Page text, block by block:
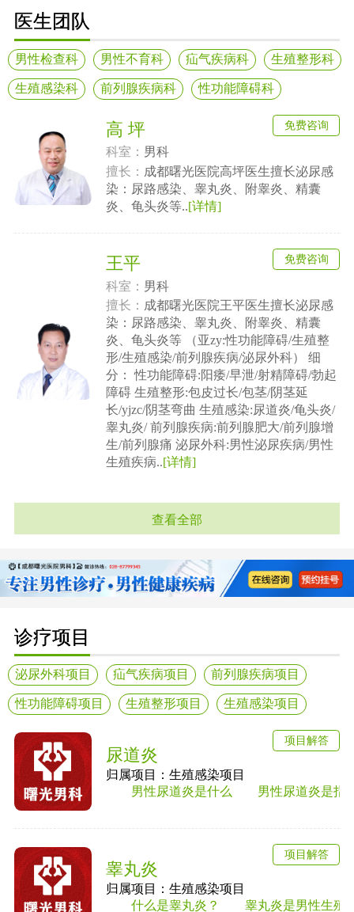
医生团队
男性检查科 男性不育科 疝气疾病科 生殖整形科
生殖感染科 前列腺疾病科 性功能障碍科
高 坪
科室： 男科
擅长： 成都曙光医院高坪医生擅长泌尿感
染：尿路感染、睾丸炎、附睾炎、精囊
炎、龟头炎等..[详情]
免费咨询
王平
科室： 男科
擅长： 成都曙光医院王平医生擅长泌尿感
染：尿路感染、睾丸炎、附睾炎、精囊
炎、龟头炎等 （亚zy:性功能障碍/生殖整
形/生殖感染/前列腺疾病/泌尿外科） 细
分： 性功能障碍:阳痿/早泄/射精障碍/勃起
障碍 生殖整形:包皮过长/包茎/阴茎延
长/yjzc/阴茎弯曲 生殖感染:尿道炎/龟头炎/
睾丸炎/ 前列腺疾病:前列腺肥大/前列腺增
生/前列腺痛 泌尿外科:男性泌尿疾病/男性
生殖疾病..[详情]
免费咨询
查看全部
诊疗项目
泌尿外科项目 疝气疾病项目 前列腺疾病项目
性功能障碍项目 生殖整形项目 生殖感染项目
尿道炎
归属项目：生殖感染项目
男性尿道炎是什么 男性尿道炎是指尿
项目解答
睾丸炎
归属项目：生殖感染项目
什么是睾丸炎？ 睾丸炎是男性生殖系
项目解答